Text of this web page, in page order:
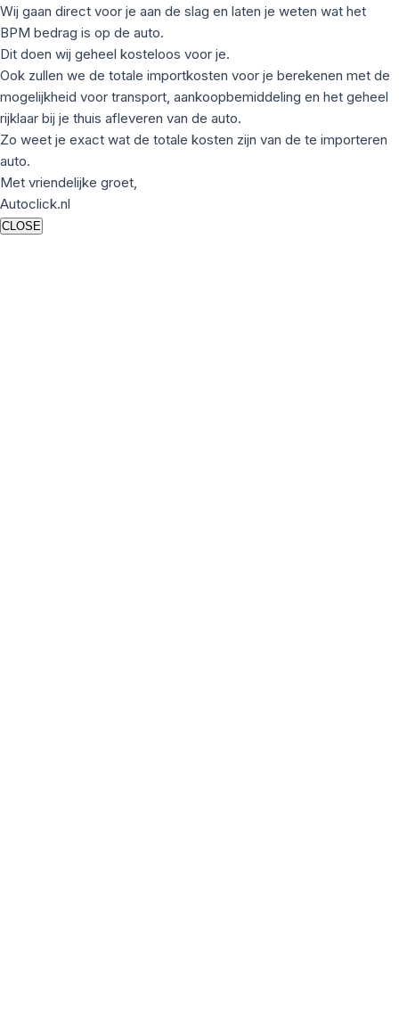
Wij gaan direct voor je aan de slag en laten je weten wat het
BPM bedrag is op de auto.
Dit doen wij geheel kosteloos voor je.
Ook zullen we de totale importkosten voor je berekenen met de
mogelijkheid voor transport, aankoopbemiddeling en het geheel
rijklaar bij je thuis afleveren van de auto.
Zo weet je exact wat de totale kosten zijn van de te importeren
auto.
Met vriendelijke groet,
Autoclick.nl
CLOSE